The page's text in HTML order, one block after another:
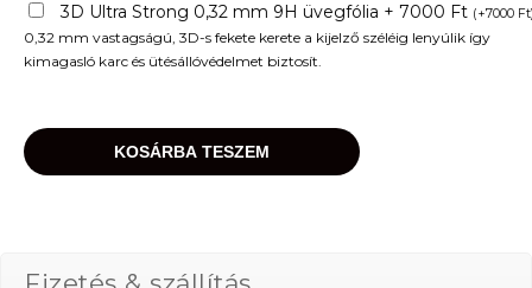
3D Ultra Strong 0,32 mm 9H üvegfólia + 7000 Ft (+7000 Ft
0,32 mm vastagságú, 3D-s fekete kerete a kijelző széléig lenyúlik így
kimagasló karc és ütésállóvédelmet biztosít.
KOSÁRBA TESZEM